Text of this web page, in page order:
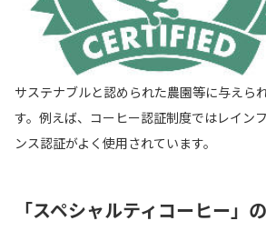
サステナブルと認められた農園等に与えら
す。例えば、コーヒー認証制度ではレイン
ンス認証がよく使用されています。
「スペシャルティコーヒー」